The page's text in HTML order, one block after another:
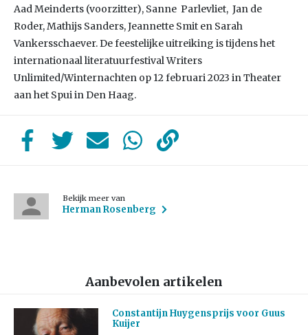
Aad Meinderts (voorzitter), Sanne Parlevliet, Jan de
Roder, Mathijs Sanders, Jeannette Smit en Sarah
Vankersschaever. De feestelijke uitreiking is tijdens het
internationaal literatuurfestival Writers
Unlimited/Winternachten op 12 februari 2023 in Theater
aan het Spui in Den Haag.
Bekijk meer van
Herman Rosenberg
Aanbevolen artikelen
Constantijn Huygensprijs voor Guus
Kuijer